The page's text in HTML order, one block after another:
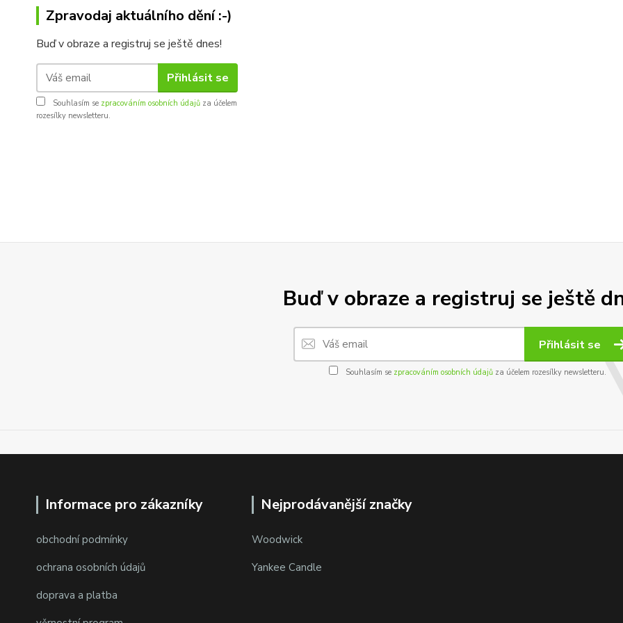
Zpravodaj aktuálního dění :-)
Buď v obraze a registruj se ještě dnes!
Přihlásit se
Souhlasím se zpracováním osobních údajů za účelem
rozesílky newsletteru.
Buď v obraze a registruj se ještě
Přihlásit se
Souhlasím se zpracováním osobních údajůza účelem rozesílky newsletteru.
Informace pro zákazníky
obchodní podmínky
ochrana osobních údajů
doprava a platba
Nejprodávanější značky
Woodwick
Yankee Candle